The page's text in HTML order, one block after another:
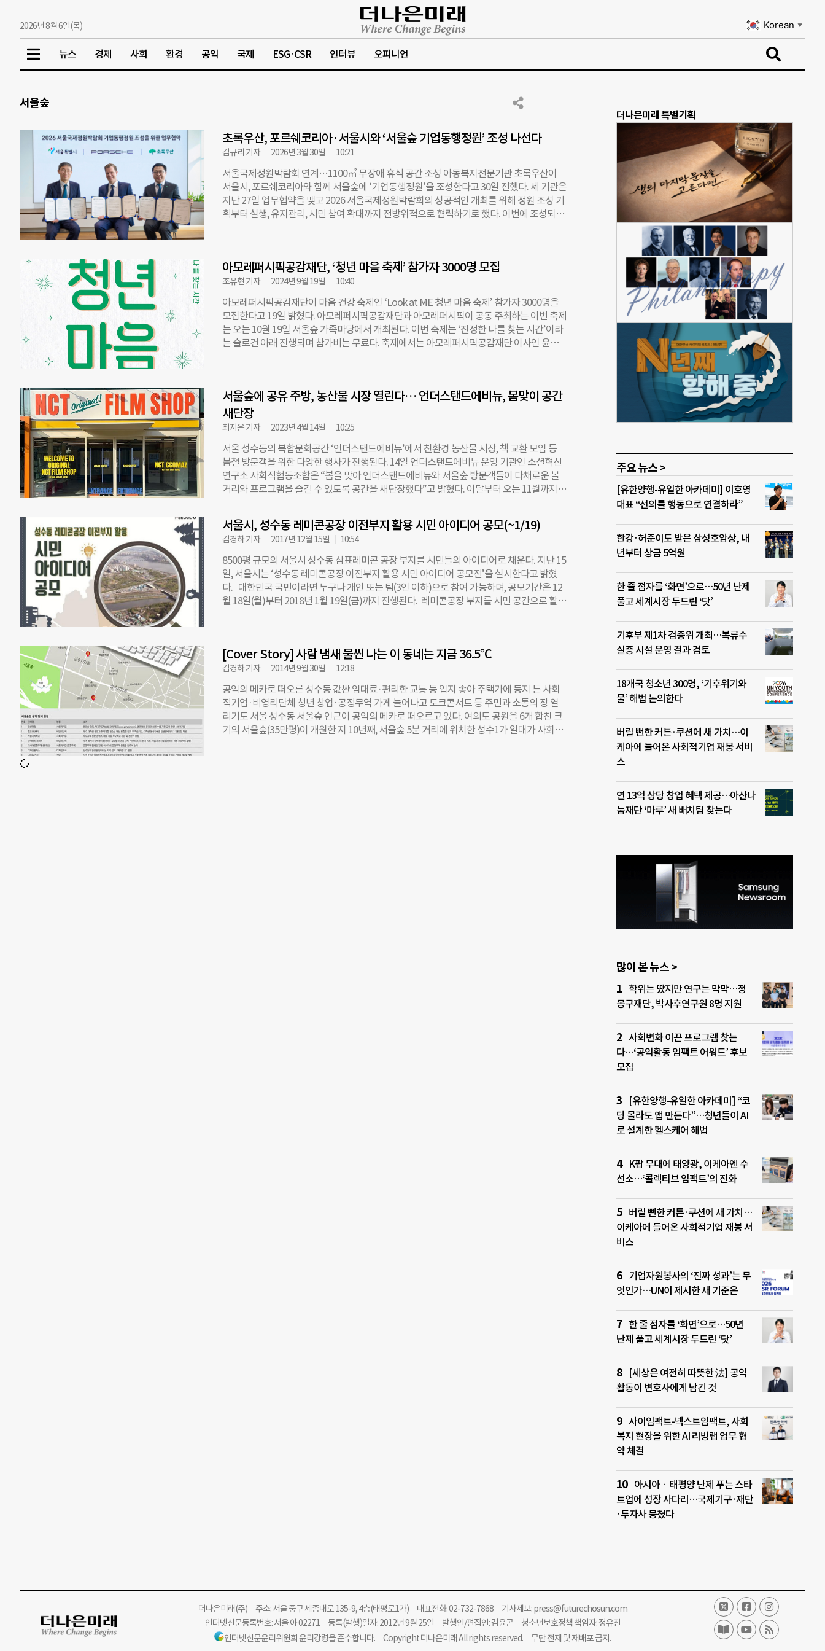
2026년 8월 6일(목) Korean ▼
뉴스 경제 사회 환경 공익 국제 ESG·CSR 인터뷰 오피니언
서울숲
초록우산, 포르쉐코리아·서울시와 ‘서울숲 기업동행정원’ 조성 나선다
김규리 기자 2026년 3월 30일 10:21
서울국제정원박람회 연계…1100㎡ 무장애 휴식 공간 조성 아동복지전문기관 초록우산이
서울시, 포르쉐코리아와 함께 서울숲에 ‘기업동행정원’을 조성한다고 30일 전했다. 세 기관은
지난 27일 업무협약을 맺고 2026 서울국제정원박람회의 성공적인 개최를 위해 정원 조성 기
획부터 실행, 유지관리, 시민 참여 확대까지 전방위적으로 협력하기로 했다. 이번에 조성되는
휴식 공간으로 활용된다. 역할 분담도 구체적으로 이뤄졌다. 초록우산은 사업 설계와 시공, 홍
보, 모니터링 등 전반적인 실행을 맡고, 정원 조성 과정 기록과 박람회 개막 전까지 유지관리
도 담당한다. 포르쉐코리아는 약 5억 원 규모의 재정을 지원하고 사업 기획에 참여하며, 임직
원 참여를 통한 사후관리에도 나설 계획이다. 서울시는 사업 기획과 행정 지원, 관계기관 협의
를 맡고, 박람회 이후 정원을 인수해 유지관리한다. 마티아스 부세 포르쉐코리아 대표는 “지
속 가능한 미래를 위해 한국 사회와 소통하며 사회적 책임을 다하고 있다”며 “드림서킷 조성
을 통해 아이들을 비롯한 모든 방문객이 자연 속에서 편안한 휴식을 경험하길 바란다”고 전했
끼지 않겠다”고 밝혔다. 여승수 초록우산 사무총장은 “민관 협력을 통해 아이들과 주민이 함
께 이용할 수 있는 대규모 휴식 공간을 마련하게
아모레퍼시픽공감재단, ‘청년 마음 축제’ 참가자 3000명 모집
조유현 기자 2024년 9월 19일 10:40
아모레퍼시픽공감재단이 마음 건강 축제인 ‘Look at ME 청년 마음 축제’ 참가자 3000명을
모집한다고 19일 밝혔다. 아모레퍼시픽공감재단과 아모레퍼시픽이 공동 주최하는 이번 축제
는 오는 10월 19일 서울숲 가족마당에서 개최된다. 이번 축제는 ‘진정한 나를 찾는 시간’이라
는 슬로건 아래 진행되며 참가비는 무료다. 축제에서는 아모레퍼시픽공감재단 이사인 윤대
퍼스널 컬러를 찾는 ‘메이크업 아티스트 프로그램’ 등 체험 행사도 펼쳐진다. 체험 부스에는
㈜282북스, ㈜무브유어마인드, 걱정안냥연구소, 느루문화예술단, 비웨이브주식회사, 사단법
인 공감인, 사단법인 오늘은, 사단법인 온기, 생명보험사회공헌재단, 서울광역청년센터, 숙명
이 참여한다. 이밖에도 아모레퍼시픽공감재단의 이사진과 아모레퍼시픽그룹 현직자가 멘토
로 나서 청년들과 1:1 멘토링을 진행하는 멘토링 부스도 마련된다. 축제 신청은 오는 10월 1일
까지 아모레퍼시픽공감재단 공식 인스타그램을 통해 가능하다. 조유현 더나은미래 기자
oil_line@chosun.com
서울숲에 공유 주방, 농산물 시장 열린다… 언더스탠드에비뉴, 봄맞이 공간
새단장
최지은 기자 2023년 4월 14일 10:25
서울 성수동의 복합문화공간 ‘언더스탠드에비뉴’에서 친환경 농산물 시장, 책 교환 모임 등
봄철 방문객을 위한 다양한 행사가 진행된다. 14일 언더스탠드에비뉴 운영 기관인 소셜혁신
연구소 사회적협동조합은 “봄을 맞아 언더스탠드에비뉴와 서울숲 방문객들이 다채로운 볼
거리와 프로그램을 즐길 수 있도록 공간을 새단장했다”고 밝혔다. 이달부터 오는 11월까지
경 농작물을 거래할 수 있다. 오는 19일에는 집 책장에 한 번 읽고 꽂아둔 책을 교환하는 ‘나누
는 봄, 51% 너와 나의 책장 공유’ 모임이 진행된다. 22일에는 지구의 날을 맞아 ‘흙’을 주제로
토크, 전시 등 다양한 프로그램을 마련한다. 오전 11시부터 오후 3시까지 열리며 별도의 신청
없이 참여할 수 있다. 중앙광장 컨테이너에는 SM 팝업스토어가 자리 잡았다. SM 소속 아티스
트 관련 전시, 행사를 열고, 굿즈를 판매하는 K-컬쳐 쇼룸이다. 다음 달 7일까지 첫 번째 팝업
스토어 ‘엔시티 꼬마즈 그로서리 스토어(NCT CCOMAZ GROCERY STORE)’를 운영한다. 식
료품점으로 꾸민 공간에서 NCT 각 멤버의 특징을 반영한 가상의 식품 브랜드 아트워크와 소
공정무역 초콜릿 만들기, 물의 날 기념 유리 텀블러 만들기 등 ESG 가치를 담은 다양한 교육
프로그램을 진행한다. 안지훈 소셜혁신연구소 이사장은 “소상공인과 사회적경제기업을 위
서울시, 성수동 레미콘공장 이전부지 활용 시민 아이디어 공모(~1/19)
김경하 기자 2017년 12월 15일 10:54
8500평 규모의 서울시 성수동 삼표레미콘 공장 부지를 시민들의 아이디어로 채운다. 지난 15
일, 서울시는 ‘성수동 레미콘공장 이전부지 활용 시민 아이디어 공모전’을 실시한다고 밝혔
다. 대한민국 국민이라면 누구나 개인 또는 팀(3인 이하)으로 참여 가능하며, 공모기간은 12
월 18일(월)부터 2018년 1월 19일(금)까지 진행된다. 레미콘공장 부지를 시민 공간으로 활용
에서는 총 21개 작품을 선정하고 수상자에겐 총 1000만원의 상금(대상 1개팀 300만원, 최우
수상 2개팀 150만원, 우수상 3개팀 50만원, 입선 10개팀 10만원)과 서울특별시장상이 수여
될 예정이며, 채택된 우수 아이디어를 반영하여 서울숲일대 문화명소 조성계획을 수립할 계
획이다. 참가신청서 및 제출양식은 공모전 홈페이지에서 다운로드 받을 수 있으며, 향후 일
정, 심사결과 및 당선작 등 공모전과 관련된 사항은 홈페이지를 통해 공개될 예정이다. 진희선
서울시 도시재생본부장은 “서울숲 일대를 세계적인 문화명소로 조성하기 위해 사회적 공감
대 형성과 시민의 창의적이고 다양한 아이디어 발굴을 위해 이번 공모전을 개최하게 됐다”면
[Cover Story] 사람 냄새 물씬 나는 이 동네는 지금 36.5℃
김경하 기자 2014년 9월 30일 12:18
공익의 메카로 떠오른 성수동 값싼 임대료·편리한 교통 등 입지 좋아 주택가에 둥지 튼 사회
적기업·비영리단체 청년 창업·공정무역 가게 늘어나고 토크콘서트 등 주민과 소통의 장 열
리기도 서울 성수동 서울숲 인근이 공익의 메카로 떠오르고 있다. 여의도 공원을 6개 합친 크
기의 서울숲(35만평)이 개원한 지 10년째, 서울숲 5분 거리에 위치한 성수1가 일대가 사회혁
더나은미래 특별기획
주요 뉴스 >
[유한양행-유일한 아카데미] 이호영
대표 “선의를 행동으로 연결하라”
한강·허준이도 받은 삼성호암상, 내
년부터 상금 5억원
한 줄 점자를 ‘화면’으로…50년 난제
풀고 세계시장 두드린 ‘닷’
기후부 제1차 검증위 개최…복류수
실증 시설 운영 결과 검토
18개국 청소년 300명, ‘기후위기와
물’ 해법 논의한다
버릴 뻔한 커튼·쿠션에 새 가치…이
케아에 들어온 사회적기업 재봉 서비
스
연 13억 상당 창업 혜택 제공…아산나
눔재단 ‘마루’ 새 배치팀 찾는다
많이 본 뉴스 >
학위는 땄지만 연구는 막막…정
몽구재단, 박사후연구원 8명 지원
사회변화 이끈 프로그램 찾는
다…‘공익활동 임팩트 어워드’ 후보
모집
[유한양행-유일한 아카데미] “코
딩 몰라도 앱 만든다”…청년들이 AI
로 설계한 헬스케어 해법
K팝 무대에 태양광, 이케아엔 수
선소…‘콜렉티브 임팩트’의 진화
버릴 뻔한 커튼·쿠션에 새 가치…
이케아에 들어온 사회적기업 재봉 서
비스
기업자원봉사의 ‘진짜 성과’는 무
엇인가…UN이 제시한 새 기준은
한 줄 점자를 ‘화면’으로…50년
난제 풀고 세계시장 두드린 ‘닷’
[세상은 여전히 따뜻한 法] 공익
활동이 변호사에게 남긴 것
사이임팩트-넥스트임팩트, 사회
복지 현장을 위한 AI 리빙랩 업무 협
약 체결
아시아ㆍ태평양 난제 푸는 스타
트업에 성장 사다리…국제기구·재단
·투자사 뭉쳤다
더나은미래(주)주소: 서울 중구 세종대로 135-9, 4층(태평로1가) 대표전화: 02-732-7868 기사제보:press@futurechosun.com
인터넷신문등록번호: 서울 아 02271 등록(발행)일자: 2012년 9월 25일 발행인/편집인: 김윤곤 청소년보호정책 책임자: 정유진
인터넷신문윤리위원회 윤리강령을 준수합니다. Copyright 더나은미래 All rights reserved. 무단 전재 및 재배포 금지.